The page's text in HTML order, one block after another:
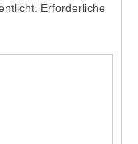
Erforderliche